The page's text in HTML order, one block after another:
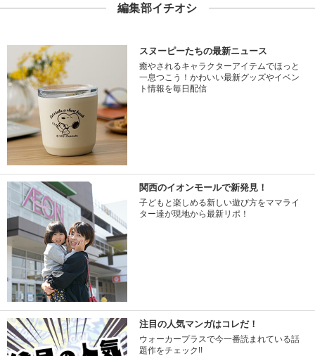
編集部イチオシ
スヌーピーたちの最新ニュース
癒やされるキャラクターアイテムでほっと
一息つこう！かわいい最新グッズやイベン
ト情報を毎日配信
関西のイオンモールで新発見！
子どもと楽しめる新しい遊び方をママライ
ター達が現地から最新リポ！
注目の人気マンガはコレだ！
ウォーカープラスで今一番読まれている話
題作をチェック!!